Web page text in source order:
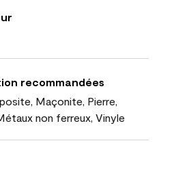
recommandées
Maçonite, Pierre,
non ferreux, Vinyle